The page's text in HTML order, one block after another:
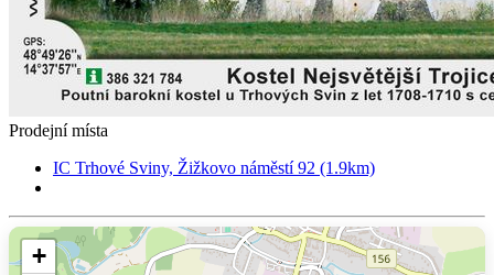
Prodejní místa
IC Trhové Sviny, Žižkovo náměstí 92 (1.9km)
+